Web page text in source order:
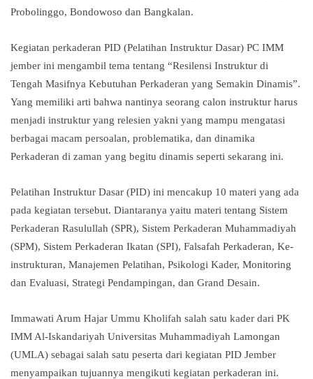
Probolinggo, Bondowoso dan Bangkalan.
Kegiatan perkaderan PID (Pelatihan Instruktur Dasar) PC IMM
jember ini mengambil tema tentang “Resilensi Instruktur di
Tengah Masifnya Kebutuhan Perkaderan yang Semakin Dinamis”.
Yang memiliki arti bahwa nantinya seorang calon instruktur harus
menjadi instruktur yang relesien yakni yang mampu mengatasi
berbagai macam persoalan, problematika, dan dinamika
Perkaderan di zaman yang begitu dinamis seperti sekarang ini.
Pelatihan Instruktur Dasar (PID) ini mencakup 10 materi yang ada
pada kegiatan tersebut. Diantaranya yaitu materi tentang Sistem
Perkaderan Rasulullah (SPR), Sistem Perkaderan Muhammadiyah
(SPM), Sistem Perkaderan Ikatan (SPI), Falsafah Perkaderan, Ke-
instrukturan, Manajemen Pelatihan, Psikologi Kader, Monitoring
dan Evaluasi, Strategi Pendampingan, dan Grand Desain.
Immawati Arum Hajar Ummu Kholifah salah satu kader dari PK
IMM Al-Iskandariyah Universitas Muhammadiyah Lamongan
(UMLA) sebagai salah satu peserta dari kegiatan PID Jember
menyampaikan tujuannya mengikuti kegiatan perkaderan ini.